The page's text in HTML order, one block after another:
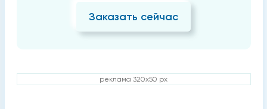
Заказать сейчас
реклама 320x50 px